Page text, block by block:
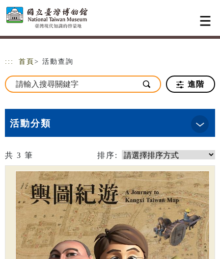
跳到主要內容
網站導覽
::: 首頁 > 活動查詢
進階
活動分類
共 3 筆 排序: